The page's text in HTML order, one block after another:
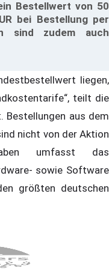
Bestellwert von 50
bei Bestellung per
sind zudem auch
liegen,
teilt die
Bestellungen aus dem
nicht von der Aktion
umfasst das
sowie Software
größten deutschen